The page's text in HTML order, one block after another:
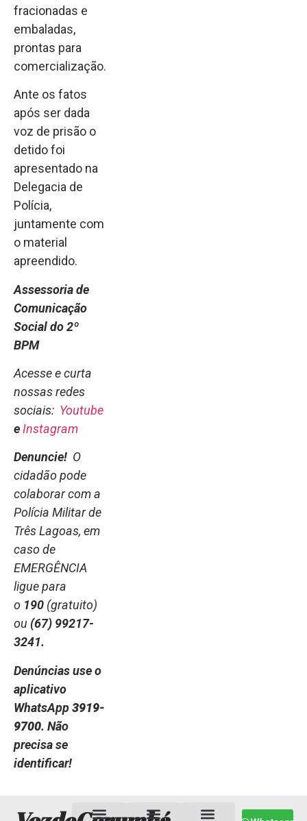
fracionadas e
embaladas,
prontas para
comercialização.
Ante os fatos
após ser dada
voz de prisão o
detido foi
apresentado na
Delegacia de
Polícia,
juntamente com
o material
apreendido.
Assessoria de
Comunicação
Social do 2º
BPM
Acesse e curta
nossas redes
sociais: Youtube
e Instagram
Denuncie! O
cidadão pode
colaborar com a
Polícia Militar de
Três Lagoas, em
caso de
EMERGÊNCIA
ligue para
o 190 (gratuito)
ou (67) 99217-
3241.
Denúncias use o
aplicativo
WhatsApp3919-
9700. Não
precisa se
identificar!